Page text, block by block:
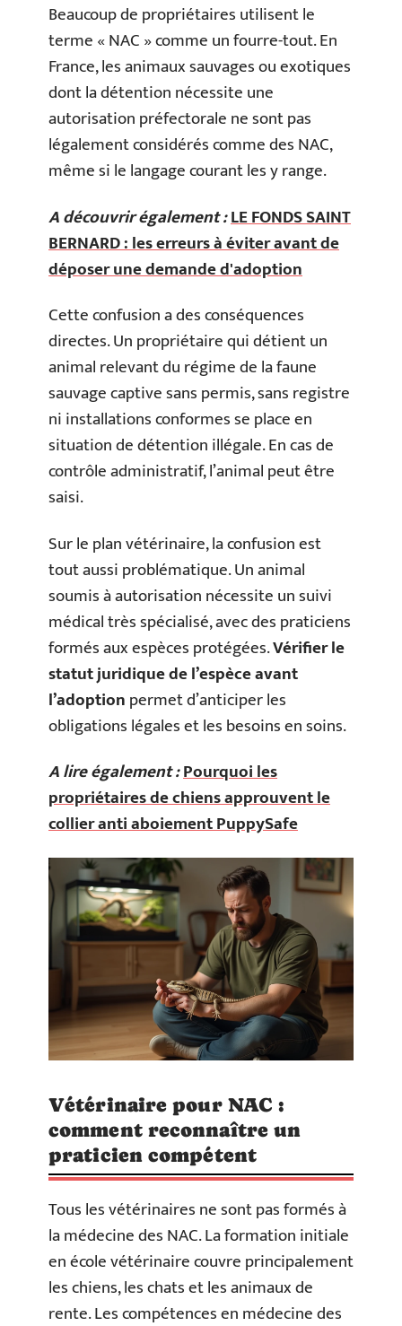
Beaucoup de propriétaires utilisent le
terme « NAC » comme un fourre-tout. En
France, les animaux sauvages ou exotiques
dont la détention nécessite une
autorisation préfectorale ne sont pas
légalement considérés comme des NAC,
même si le langage courant les y range.
A découvrir également :LE FONDS SAINT
BERNARD : les erreurs à éviter avant de
déposer une demande d'adoption
Cette confusion a des conséquences
directes. Un propriétaire qui détient un
animal relevant du régime de la faune
sauvage captive sans permis, sans registre
ni installations conformes se place en
situation de détention illégale. En cas de
contrôle administratif, l’animal peut être
saisi.
Sur le plan vétérinaire, la confusion est
tout aussi problématique. Un animal
soumis à autorisation nécessite un suivi
médical très spécialisé, avec des praticiens
formés aux espèces protégées.Vérifier le
statut juridique de l’espèce avant
l’adoptionpermet d’anticiper les
obligations légales et les besoins en soins.
A lire également :Pourquoi les
propriétaires de chiens approuvent le
collier anti aboiement PuppySafe
Vétérinaire pour NAC :
comment reconnaître un
praticien compétent
Tous les vétérinaires ne sont pas formés à
la médecine des NAC. La formation initiale
en école vétérinaire couvre principalement
les chiens, les chats et les animaux de
rente. Les compétences en médecine des